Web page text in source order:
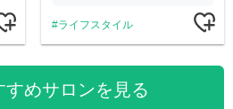
ライフスタイル
すめサロンを見る